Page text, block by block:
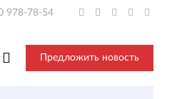
978-78-54
Предложить новость